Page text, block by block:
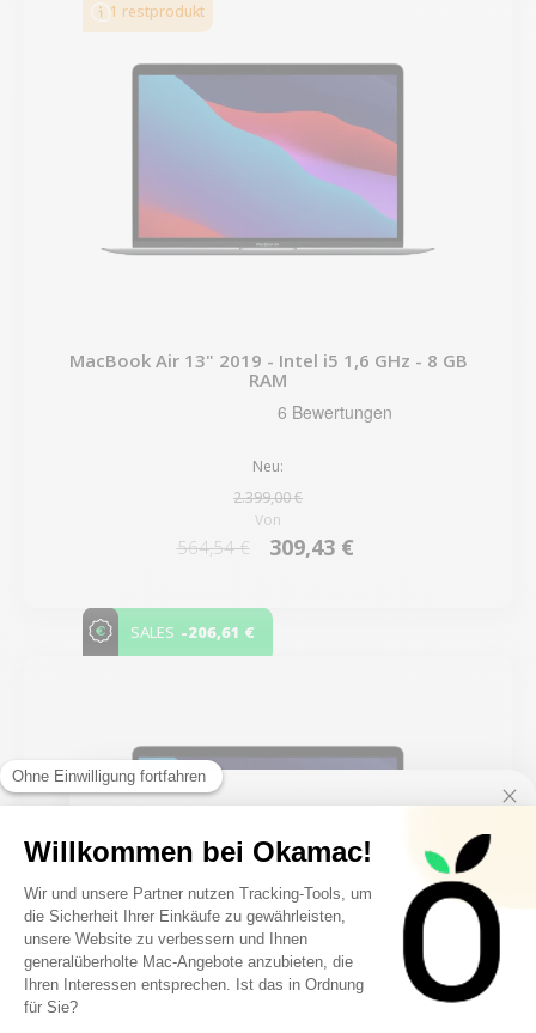
1 restprodukt
MacBook Air 13" 2019 - Intel i5 1,6 GHz - 8 GB
RAM
Neu:
2.399,00 €
Von
564,54 € 309,43 €
SALES -206,61 €
10€ FREE ON YOUR
FIRST ORDER
Sign up to receive your discount.